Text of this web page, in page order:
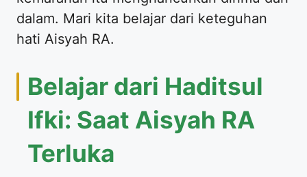
dalam. Mari kita belajar dari keteguhan
hati Aisyah RA.
​Belajar dari Haditsul
Ifki: Saat Aisyah RA
Terluka